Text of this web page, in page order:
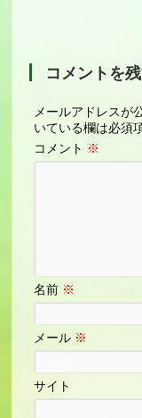
コメントを
メールアドレスが
いている欄は必須
コメント ※
名前 ※
メール ※
サイト